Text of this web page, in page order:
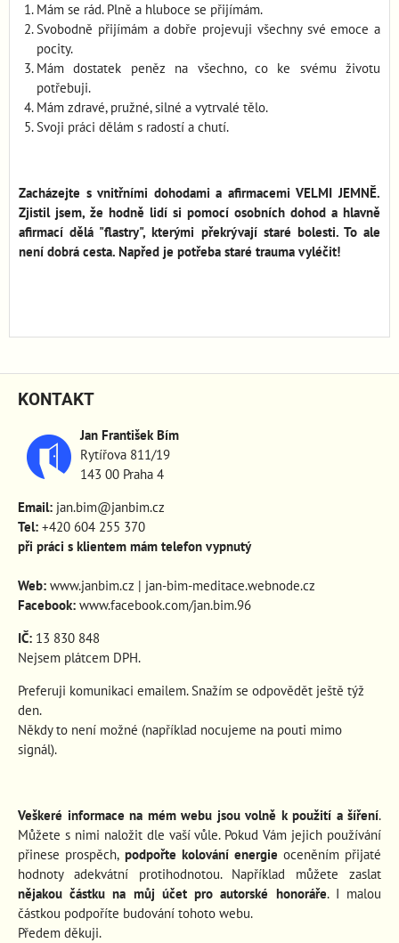
Mám se rád. Plně a hluboce se přijímám.
Svobodně přijímám a dobře projevuji všechny své emoce a
pocity.
Mám dostatek peněz na všechno, co ke svému životu
potřebuji.
Mám zdravé, pružné, silné a vytrvalé tělo.
Svoji práci dělám s radostí a chutí.
Zacházejte s vnitřními dohodami a afirmacemi VELMI JEMNĚ.
Zjistil jsem, že hodně lidí si pomocí osobních dohod a hlavně
afirmací dělá "flastry", kterými překrývají staré bolesti. To ale
není dobrá cesta. Napřed je potřeba staré trauma vyléčit!
KONTAKT
Jan František Bím
Rytířova 811/19
143 00 Praha 4
Email: jan.bim@janbim.cz
Tel: +420 604 255 370
při práci s klientem mám telefon vypnutý
Web: www.janbim.cz | jan-bim-meditace.webnode.cz
Facebook: www.facebook.com/jan.bim.96
IČ: 13 830 848
Nejsem plátcem DPH.
Preferuji komunikaci emailem. Snažím se odpovědět ještě týž
den.
Někdy to není možné (například nocujeme na pouti mimo
signál).
Veškeré informace na mém webu jsou volně k použití a šíření.
Můžete s nimi naložit dle vaší vůle. Pokud Vám jejich používání
přinese prospěch, podpořte kolování energie oceněním přijaté
hodnoty adekvátní protihodnotou. Například můžete zaslat
nějakou částku na můj účet pro autorské honoráře. I malou
částkou podpoříte budování tohoto webu.
Předem děkuji.